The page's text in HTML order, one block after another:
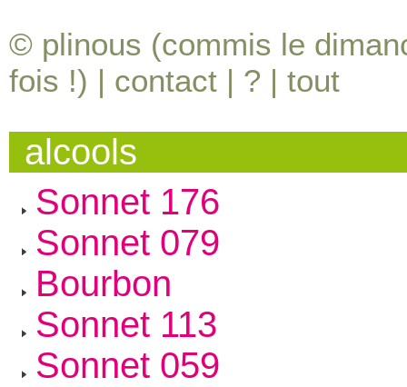
© plinous (commis le
fois !) | contact | ? | tout
alcools
Sonnet 176
Sonnet 079
Bourbon
Sonnet 113
Sonnet 059